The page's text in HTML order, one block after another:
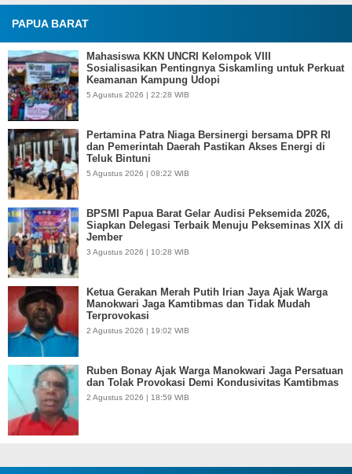
PAPUA BARAT
Mahasiswa KKN UNCRI Kelompok VIII
Sosialisasikan Pentingnya Siskamling untuk Perkuat
Keamanan Kampung Udopi
5 Agustus 2026 | 22:28 WIB
Pertamina Patra Niaga Bersinergi bersama DPR RI
dan Pemerintah Daerah Pastikan Akses Energi di
Teluk Bintuni
5 Agustus 2026 | 08:22 WIB
BPSMI Papua Barat Gelar Audisi Peksemida 2026,
Siapkan Delegasi Terbaik Menuju Pekseminas XIX di
Jember
3 Agustus 2026 | 10:28 WIB
Ketua Gerakan Merah Putih Irian Jaya Ajak Warga
Manokwari Jaga Kamtibmas dan Tidak Mudah
Terprovokasi
2 Agustus 2026 | 19:02 WIB
Ruben Bonay Ajak Warga Manokwari Jaga Persatuan
dan Tolak Provokasi Demi Kondusivitas Kamtibmas
2 Agustus 2026 | 18:59 WIB